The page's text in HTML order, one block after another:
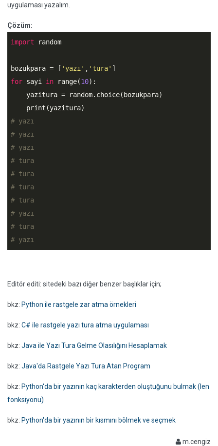
uygulaması yazalım.
Çözüm:
import random
bozukpara = [ 'yazı' , 'tura'
for sayi in range(10):
    yazitura = random.choice(bozukpara)
# yazı
# yazı
# yazı
# tura
# tura
# tura
# tura
# yazı
# tura
# yazı
Editör editi: sitedeki bazı diğer benzer başlıklar için;
bkz: Python ile rastgele zar atma örnekleri
bkz: C# ile rastgele yazı tura atma uygulaması
bkz: Java ile Yazı Tura Gelme Olasılığını Hesaplamak
bkz: Java'da Rastgele Yazı Tura Atan Program
bkz: Python'da bir yazının kaç karakterden oluştuğunu bulmak (len
fonksiyonu)
bkz: Python'da bir yazının bir kısmını bölmek ve seçmek
m.cengiz